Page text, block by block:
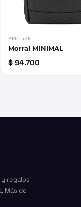
PRO1526
Morral MINIMAL
$ 94.700
regalos
Más de